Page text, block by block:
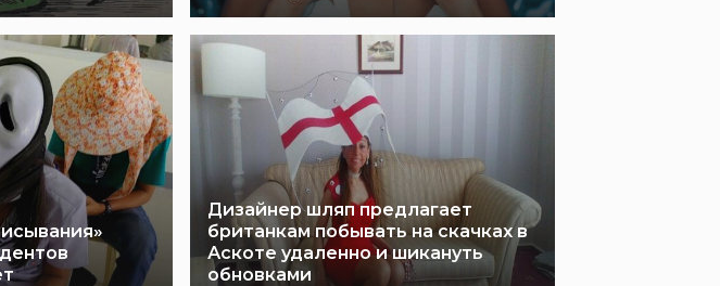
Дизайнер шляп предлагает
британкам побывать на скачках в
Аскоте удаленно и шикануть
обновками